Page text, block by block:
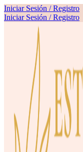
Iniciar Sesión / Registro
Iniciar Sesión / Registro